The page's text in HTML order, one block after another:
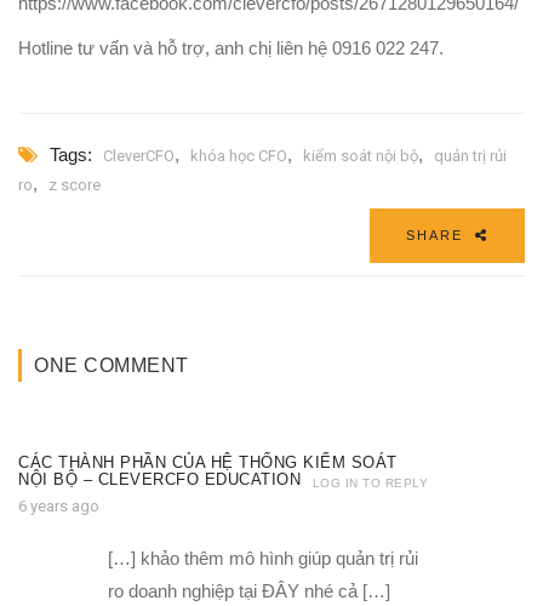
Hotline tư vấn và hỗ trợ, anh chị liên hệ 0916 022 247.
Tags: CleverCFO, khóa học CFO, kiểm soát nội bộ,
quản trị rủi
ro, z score
SHARE
ONE COMMENT
CÁC THÀNH PHẦN CỦA HỆ THỐNG KIỂM SOÁT
NỘI BỘ – CLEVERCFO EDUCATION
6 years ago
LOG IN TO REPLY
[…] khảo thêm mô hình giúp quản trị rủi
ro doanh nghiệp tại ĐÂY nhé cả […]